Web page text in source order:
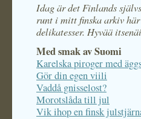
Idag är det Finlands
runt i mitt finska arkiv
delikatesser. Hyvää
Med smak av Suomi
Karelska piroger med
Gör din egen viili
Vaddå gnisselost?
Morotslåda till jul
Vik ihop en finsk